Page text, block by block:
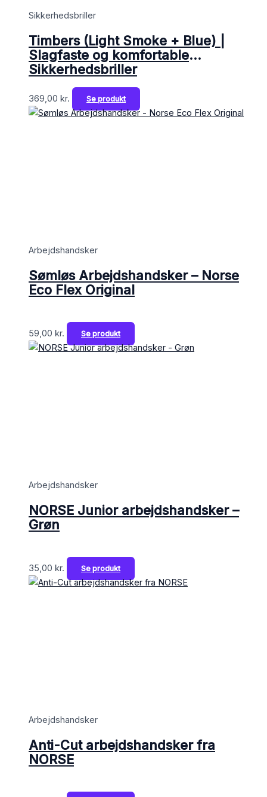
Sikkerhedsbriller
Timbers (Light Smoke + Blue) |
Slagfaste og komfortable
Sikkerhedsbriller
369,00 kr. Se produkt
Arbejdshandsker
Sømløs Arbejdshandsker – Norse
Eco Flex Original
59,00 kr. Se produkt
Arbejdshandsker
NORSE Junior arbejdshandsker –
Grøn
35,00 kr. Se produkt
Arbejdshandsker
Anti-Cut arbejdshandsker fra
NORSE